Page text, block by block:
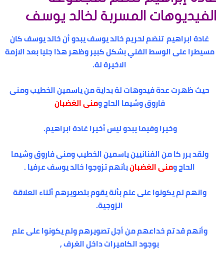
الفيديوهات المسربة لخالد يوسف
غادة ابراهيم تنضم لحريم خالد يوسف يبدو أن خالد يوسف كان
مسيطرا على الوسط الفني بشكل كبير وظهر هذا جليا بعد الازمة
الاخيرة لة.
حيث ظهرت عدة فيدوهات لة بداية من ياسمين الخطيب ومنى
فاروق وشيما الحاج ومنى الغضبان
وخيرا وفيما يبدو ليس أخيرا غادة ابراهيم.
ولقد برر كا من الفنانيين ياسمين الخطيب ومنى فاروق وشيما
الحاج ومنى الغضبانبأنهم تزوجوا خالد يوسف عرفيا .
وانهم لم يكونوا على علم بأنة يقوم بتصويرهم أثناء العلاقة
الزوجية.
وأنهم قد تم خداعهم من أجل تصويرهم ولم يكونوا على علم
بوجود الكاميرات داخل الغرف ,